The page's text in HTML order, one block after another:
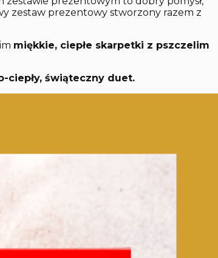
zestaw prezentowy stworzony razem z
miękkie, ciepłe skarpetki z pszczelim
ciepły, świąteczny duet.